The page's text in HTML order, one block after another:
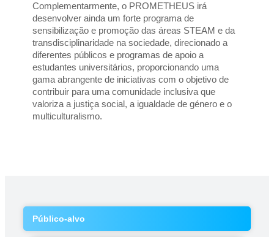
Complementarmente, o PROMETHEUS irá
desenvolver ainda um forte programa de
sensibilização e promoção das áreas STEAM e da
transdisciplinaridade na sociedade, direcionado a
diferentes públicos e programas de apoio a
estudantes universitários, proporcionando uma
gama abrangente de iniciativas com o objetivo de
contribuir para uma comunidade inclusiva que
valoriza a justiça social, a igualdade de género e o
multiculturalismo.
Público-alvo